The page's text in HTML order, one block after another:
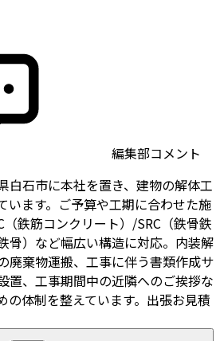
編集部コメント
白石市に本社を置き、建物の解体工
います。ご予算や工期に合わせた施
鉄筋コンクリート）/SRC（鉄骨鉄
骨）など幅広い構造に対応。内装解
廃棄物運搬、工事に伴う書類作成サ
置、工事期間中の近隣へのご挨拶な
の体制を整えています。出張お見積